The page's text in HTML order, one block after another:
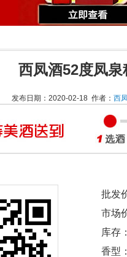
西凤酒52度凤
发布日期：2020-02-18 作者： 西
批发
市场
库存
香型